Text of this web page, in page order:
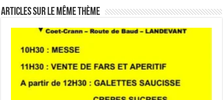
Articles sur le même thème